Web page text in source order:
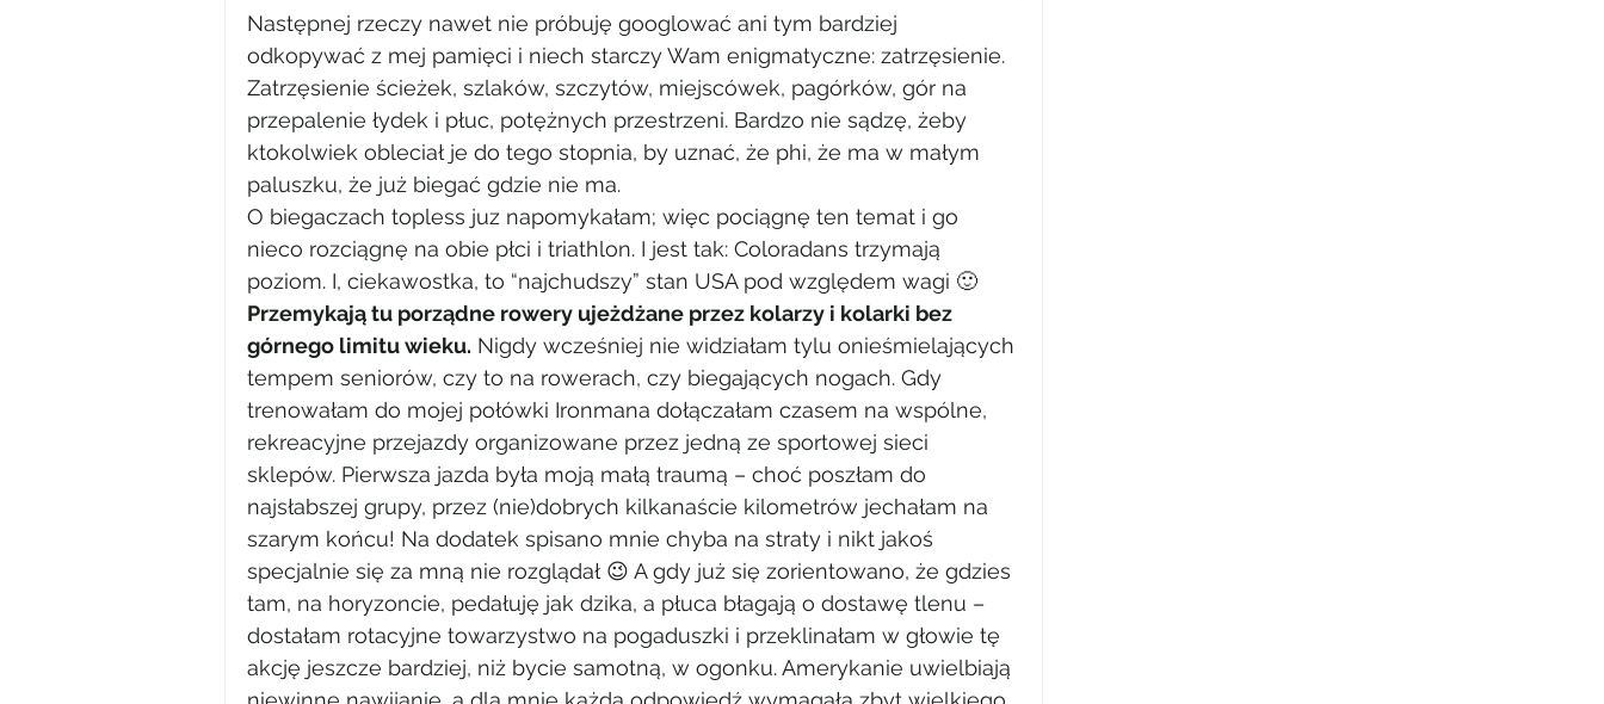
Następnej rzeczy nawet nie próbuję googlować ani tym bardziej
odkopywać z mej pamięci i niech starczy Wam enigmatyczne: zatrzęsienie.
Zatrzęsienie ścieżek, szlaków, szczytów, miejscówek, pagórków, gór na
przepalenie łydek i płuc, potężnych przestrzeni. Bardzo nie sądzę, żeby
ktokolwiek obleciał je do tego stopnia, by uznać, że phi, że ma w małym
paluszku, że już biegać gdzie nie ma.
O biegaczach topless juz napomykałam; więc pociągnę ten temat i go
nieco rozciągnę na obie płci i triathlon. I jest tak: Coloradans trzymają
poziom. I, ciekawostka, to “najchudszy” stan USA pod względem wagi 🙂
Przemykają tu porządne rowery ujeżdżane przez kolarzy i kolarki bez
górnego limitu wieku. Nigdy wcześniej nie widziałam tylu onieśmielających
tempem seniorów, czy to na rowerach, czy biegających nogach. Gdy
trenowałam do mojej połówki Ironmana dołączałam czasem na wspólne,
rekreacyjne przejazdy organizowane przez jedną ze sportowej sieci
sklepów. Pierwsza jazda była moją małą traumą – choć poszłam do
najsłabszej grupy, przez (nie)dobrych kilkanaście kilometrów jechałam na
szarym końcu! Na dodatek spisano mnie chyba na straty i nikt jakoś
specjalnie się za mną nie rozglądał 😉 A gdy już się zorientowano, że gdzies
tam, na horyzoncie, pedałuję jak dzika, a płuca błagają o dostawę tlenu –
dostałam rotacyjne towarzystwo na pogaduszki i przeklinałam w głowie tę
akcję jeszcze bardziej, niż bycie samotną, w ogonku. Amerykanie uwielbiają